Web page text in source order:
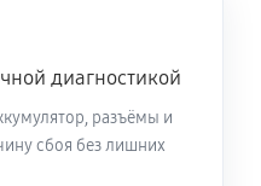
диагностикой
разъёмы и
сбоя без лишних